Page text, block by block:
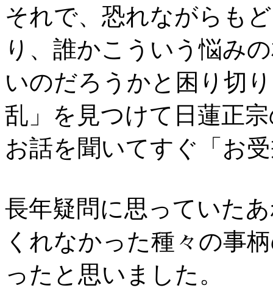
それで、恐れながらも
り、誰かこういう悩み
いのだろうかと困り切
乱」を見つけて日蓮正
お話を聞いてすぐ「お
長年疑問に思っていた
くれなかった種々の事
ったと思いました。